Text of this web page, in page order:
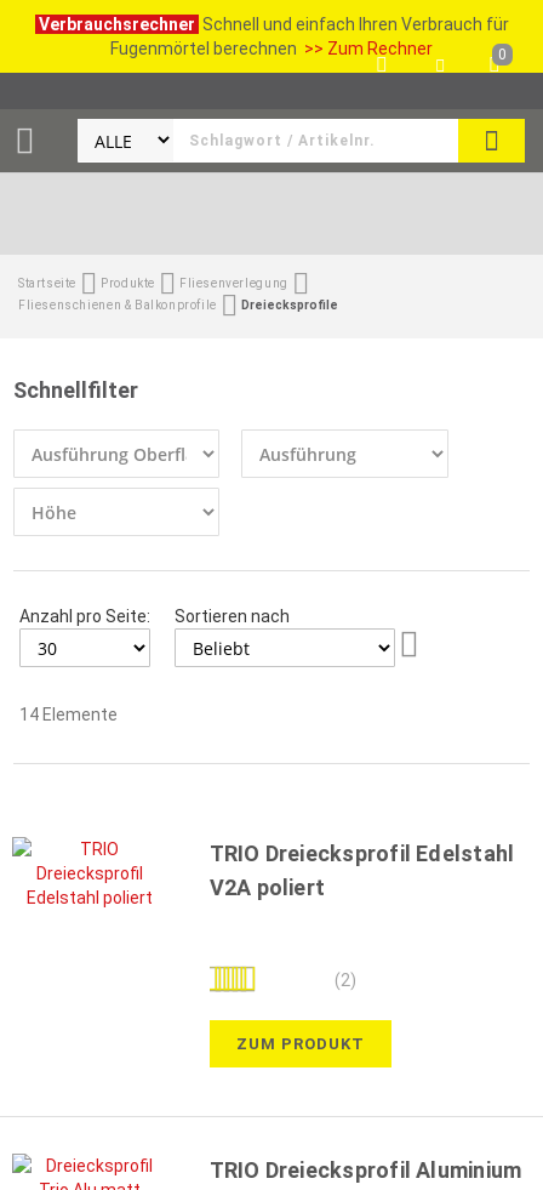
Verbrauchsrechner Schnell und einfach Ihren Verbrauch für
Fugenmörtel berechnen >> Zum Rechner
SUCHE
0
Startseite Produkte
Fliesenverlegung
Fliesenschienen & Balkonprofile
Dreiecksprofile
Schnellfilter
Anzahl pro Seite:
Sortieren nach
14 Elemente
TRIO Dreiecksprofil Edelstahl
V2A poliert
Bewertung: (2)
ZUM PRODUKT
TRIO Dreiecksprofil Aluminium